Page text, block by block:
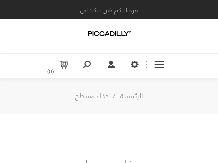
مرحبا بكم في بيكيدلى
(0)
الرئيسية / حذاء مسطح